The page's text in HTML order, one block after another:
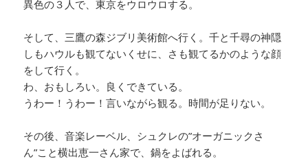
異色の３人で、東京をウロウロする。
そして、三鷹の森ジブリ美術館へ行く。千と千尋の神隠
しもハウルも観てないくせに、さも観てるかのような顔
をして行く。
わ、おもしろい。良くできている。
うわー！うわー！言いながら観る。時間が足りない。
その後、音楽レーベル、シュクレの”オーガニックさ
ん”こと横出恵一さん家で、鍋をよばれる。